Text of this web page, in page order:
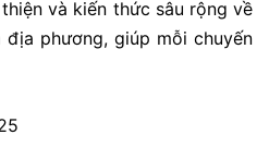
và kiến thức sâu rộng về
phương, giúp mỗi chuyến